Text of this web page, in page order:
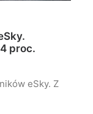
proc.
eSky. Z